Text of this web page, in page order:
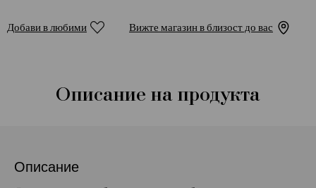
Добави в любими Вижте магазин в близост до вас
Описание на продукта
Описание